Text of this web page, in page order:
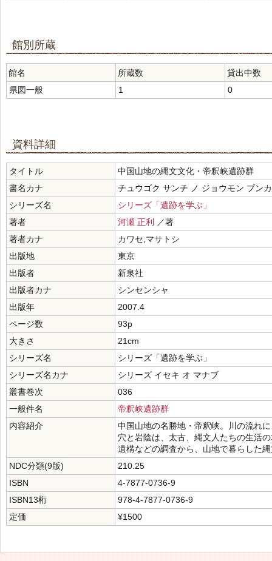
館別所蔵
館名 所蔵数
貸出中数
県図一般
1 0
資料詳細
タイトル
中国山地の縄文文化・帝釈峡遺跡群
書名カナ
チュウゴク サンチ ノ ジョウモン ブン
シリーズ名
シリーズ「遺跡を学ぶ」
著者
河瀬 正利
／著
著者カナ
カワセ,マサトシ
出版地
東京
出版者
新泉社
出版者カナ
シンセンシャ
出版年
2007.4
ページ数
93p
大きさ
21cm
シリーズ名
シリーズ「遺跡を学ぶ」
シリーズ名カナ
シリーズ イセキ オ マナブ
叢書巻次
036
一般件名
帝釈峡遺跡群
内容紹介
中国山地の名勝地・帝釈峡。川の流れ
穴と岩陰は、太古、縄文人たちの生活
遺構などの調査から、山地で暮らした
NDC分類(9版)
210.25
ISBN
4-7877-0736-9
ISBN13桁
978-4-7877-0736-9
定価
¥1500